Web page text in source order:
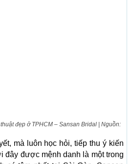
đẹp ở TPHCM – Sansan Bridal | Nguồn:
mà luôn học hỏi, tiếp thu ý kiến
đây được mệnh danh là một trong